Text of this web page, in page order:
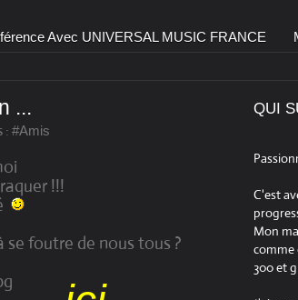
Avec UNIVERSAL MUSIC FRANCE
...
: #Amis
!!!
se foutre de nous tous ?
QUI
C'est
Mon
comme
300 et